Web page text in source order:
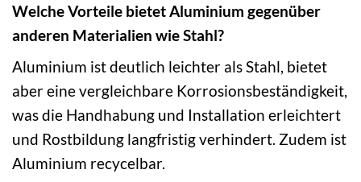
Welche Vorteile bietet Aluminium gegenüber
anderen Materialien wie Stahl?
Aluminium ist deutlich leichter als Stahl, bietet
aber eine vergleichbare Korrosionsbeständigkeit,
was die Handhabung und Installation erleichtert
und Rostbildung langfristig verhindert. Zudem ist
Aluminium recycelbar.